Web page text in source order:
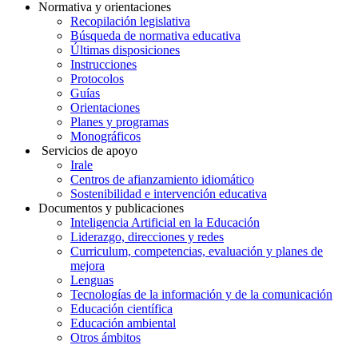
Normativa y orientaciones
Recopilación legislativa
Búsqueda de normativa educativa
Últimas disposiciones
Instrucciones
Protocolos
Guías
Orientaciones
Planes y programas
Monográficos
Servicios de apoyo
Irale
Centros de afianzamiento idiomático
Sostenibilidad e intervención educativa
Documentos y publicaciones
Inteligencia Artificial en la Educación
Liderazgo, direcciones y redes
Curriculum, competencias, evaluación y planes de
mejora
Lenguas
Tecnologías de la información y de la comunicación
Educación científica
Educación ambiental
Otros ámbitos